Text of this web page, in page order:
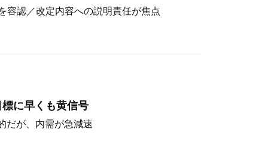
容認／改定内容への説明責任が焦点
に早くも黄信号
だが、内需が急減速